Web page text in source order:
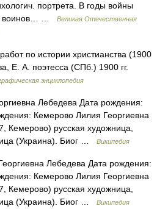
портрета. В годы войны
воинов… …
Великая Отечественная
по истории христианства (1900
Е. А. поэтесса (СПб.) 1900 гг.
энциклопедия
Лебедева Дата рождения:
Кемерово Лилия Георгиевна
Кемерово) русская художница,
(Украина). Биог …
Википедия
Лебедева Дата рождения:
Кемерово Лилия Георгиевна
Кемерово) русская художница,
(Украина). Биог …
Википедия